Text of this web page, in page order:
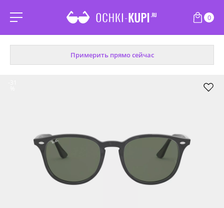
0
Примерить прямо сейчас